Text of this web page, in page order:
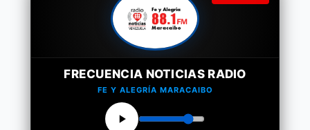
FRECUENCIA NOTICIAS RADIO
FE Y ALEGRÍA MARACAIBO